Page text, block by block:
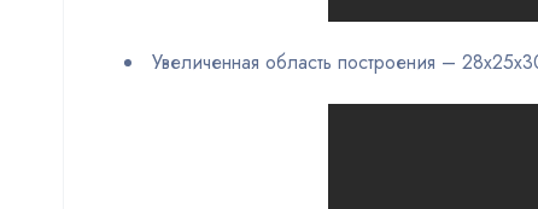
Увеличенная область построения –